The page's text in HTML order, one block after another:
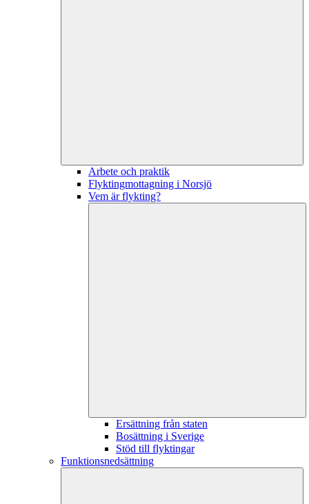
Arbete och praktik
Flyktingmottagning i Norsjö
Vem är flykting?
Ersättning från staten
Bosättning i Sverige
Stöd till flyktingar
Funktionsnedsättning